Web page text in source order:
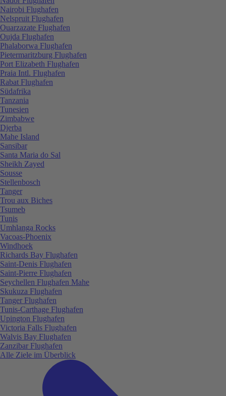
Nairobi Flughafen
Nelspruit Flughafen
Ouarzazate Flughafen
Oujda Flughafen
Phalaborwa Flughafen
Pietermaritzburg Flughafen
Port Elizabeth Flughafen
Praia Intl. Flughafen
Rabat Flughafen
Südafrika
Tanzania
Tunesien
Zimbabwe
Djerba
Mahe Island
Sansibar
Santa Maria do Sal
Sheikh Zayed
Sousse
Stellenbosch
Tanger
Trou aux Biches
Tsumeb
Tunis
Umhlanga Rocks
Vacoas-Phoenix
Windhoek
Richards Bay Flughafen
Saint-Denis Flughafen
Saint-Pierre Flughafen
Seychellen Flughafen Mahe
Skukuza Flughafen
Tanger Flughafen
Tunis-Carthage Flughafen
Upington Flughafen
Victoria Falls Flughafen
Walvis Bay Flughafen
Zanzibar Flughafen
Alle Ziele im Überblick